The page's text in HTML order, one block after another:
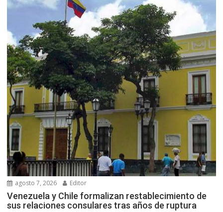
agosto 7, 2026 Editor
Venezuela y Chile formalizan restablecimiento de
sus relaciones consulares tras años de ruptura